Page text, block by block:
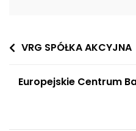
Nawigacja
VRG SPÓŁKA AKCYJNA
Europejskie Centrum